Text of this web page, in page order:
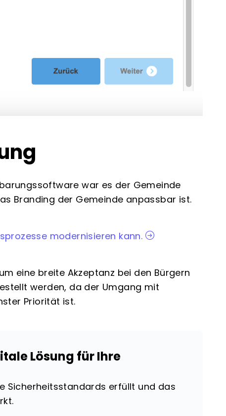
war es der Gemeinde
Branding der Gemeinde anpassbar ist.
modernisieren kann.
eine breite Akzeptanz bei den Bürgern
werden, da der Umgang mit
Priorität ist.
Lösung für Ihre
Sicherheitsstandards erfüllt und das